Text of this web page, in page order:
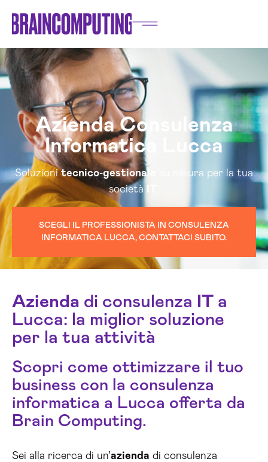
Azienda Consulenza
Informatica Lucca
Soluzionitecnico-gestionale
su misura per la tua
società
SCEGLI IL PROFESSIONISTA IN CONSULENZA
INFORMATICA LUCCA, CONTATTACI SUBITO.
Azienda di consulenza IT a
Lucca: la miglior soluzione
per la tua attività
Scopri come ottimizzare il tuo
business con la consulenza
informatica a Lucca offerta da
Brain Computing.
Sei alla ricerca di un’azienda di consulenza